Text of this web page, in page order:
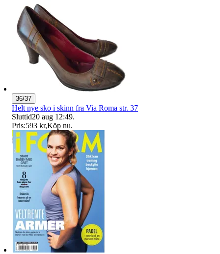
36/37
Helt nye sko i skinn fra Via Roma str. 37
Sluttid20 aug 12:49.
Pris:593 kr,Köp nu.